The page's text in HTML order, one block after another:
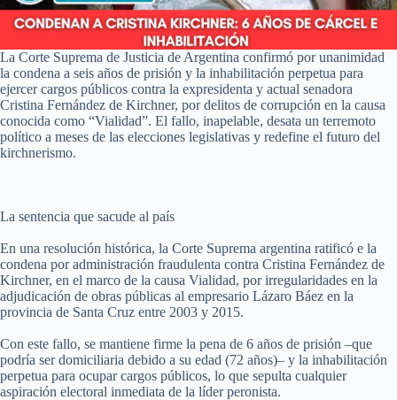
La Corte Suprema de Justicia de Argentina confirmó por unanimidad
la condena a seis años de prisión y la inhabilitación perpetua para
ejercer cargos públicos contra la expresidenta y actual senadora
Cristina Fernández de Kirchner, por delitos de corrupción en la causa
conocida como “Vialidad”. El fallo, inapelable, desata un terremoto
político a meses de las elecciones legislativas y redefine el futuro del
kirchnerismo.
La sentencia que sacude al país
En una resolución histórica, la Corte Suprema argentina ratificó e la
condena por administración fraudulenta contra Cristina Fernández de
Kirchner, en el marco de la causa Vialidad, por irregularidades en la
adjudicación de obras públicas al empresario Lázaro Báez en la
provincia de Santa Cruz entre 2003 y 2015.
Con este fallo, se mantiene firme la pena de 6 años de prisión –que
podría ser domiciliaria debido a su edad (72 años)– y la inhabilitación
perpetua para ocupar cargos públicos, lo que sepulta cualquier
aspiración electoral inmediata de la líder peronista.